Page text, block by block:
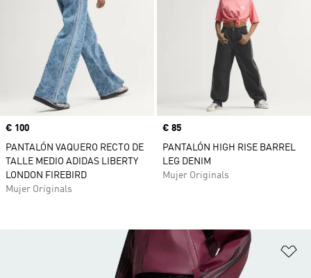
Precio
€ 100
PANTALÓN VAQUERO RECTO DE
TALLE MEDIO ADIDAS LIBERTY
LONDON FIREBIRD
Mujer Originals
Precio
€ 85
PANTALÓN HIGH RISE BARREL
LEG DENIM
Mujer Originals